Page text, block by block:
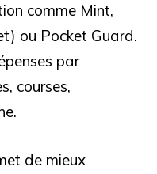
comme Mint,
ou Pocket Guard.
par
courses,
de mieux